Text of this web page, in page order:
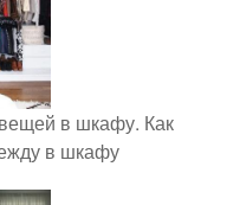
в шкафу. Как
в шкафу